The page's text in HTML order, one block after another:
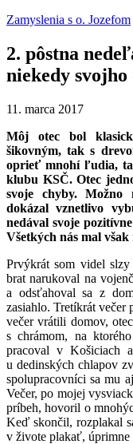
Zamyslenia s o. Jozefom
2. pôstna
niekedy
11. marca 2017
Môj otec bol
šikovným, tak s
oprieť mnohí ľudia,
klubu KSČ. Otec
svoje chyby.
dokázal vznetlivo
nedával svoje
Všetkých nás mal
Prvýkrát som videl
brat narukoval na
a odsťahoval sa z
zasiahlo. Tretíkrát večer
večer vrátili domov,
s chrámom, na
pracoval v Košiciach
u dedinských chlapov
spolupracovníci sa mu
Večer, po mojej
príbeh, hovoril o
Keď skončil, rozplakal
v živote plakať, úprimne